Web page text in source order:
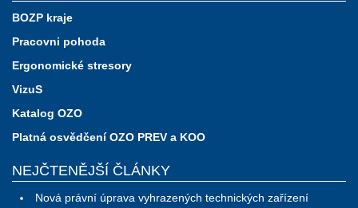
BOZP kraje
Pracovni pohoda
Ergonomické stresory
VizuS
Katalog OZO
Platná osvědčení OZO PREV a KOO
NEJČTENĚJŠÍ ČLÁNKY
Nová právní úprava vyhrazených technických zařízení